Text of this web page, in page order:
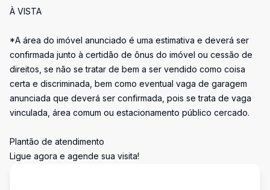
À VISTA
*A área do imóvel anunciado é uma estimativa e deverá ser
confirmada junto à certidão de ônus do imóvel ou cessão de
direitos, se não se tratar de bem a ser vendido como coisa
certa e discriminada, bem como eventual vaga de garagem
anunciada que deverá ser confirmada, pois se trata de vaga
vinculada, área comum ou estacionamento público cercado.
Plantão de atendimento
Ligue agora e agende sua visita!